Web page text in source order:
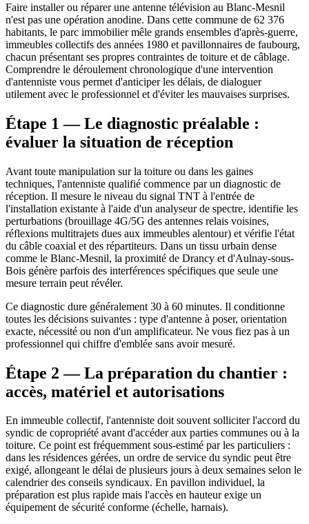
Faire installer ou réparer une antenne télévision au Blanc-Mesnil
n'est pas une opération anodine. Dans cette commune de 62 376
habitants, le parc immobilier mêle grands ensembles d'après-guerre,
immeubles collectifs des années 1980 et pavillonnaires de faubourg,
chacun présentant ses propres contraintes de toiture et de câblage.
Comprendre le déroulement chronologique d'une intervention
d'antenniste vous permet d'anticiper les délais, de dialoguer
utilement avec le professionnel et d'éviter les mauvaises surprises.
Étape 1 — Le diagnostic préalable :
évaluer la situation de réception
Avant toute manipulation sur la toiture ou dans les gaines
techniques, l'antenniste qualifié commence par un diagnostic de
réception. Il mesure le niveau du signal TNT à l'entrée de
l'installation existante à l'aide d'un analyseur de spectre, identifie les
perturbations (brouillage 4G/5G des antennes relais voisines,
réflexions multitrajets dues aux immeubles alentour) et vérifie l'état
du câble coaxial et des répartiteurs. Dans un tissu urbain dense
comme le Blanc-Mesnil, la proximité de Drancy et d'Aulnay-sous-
Bois génère parfois des interférences spécifiques que seule une
mesure terrain peut révéler.
Ce diagnostic dure généralement 30 à 60 minutes. Il conditionne
toutes les décisions suivantes : type d'antenne à poser, orientation
exacte, nécessité ou non d'un amplificateur. Ne vous fiez pas à un
professionnel qui chiffre d'emblée sans avoir mesuré.
Étape 2 — La préparation du chantier :
accès, matériel et autorisations
En immeuble collectif, l'antenniste doit souvent solliciter l'accord du
syndic de copropriété avant d'accéder aux parties communes ou à la
toiture. Ce point est fréquemment sous-estimé par les particuliers :
dans les résidences gérées, un ordre de service du syndic peut être
exigé, allongeant le délai de plusieurs jours à deux semaines selon le
calendrier des conseils syndicaux. En pavillon individuel, la
préparation est plus rapide mais l'accès en hauteur exige un
équipement de sécurité conforme (échelle, harnais).